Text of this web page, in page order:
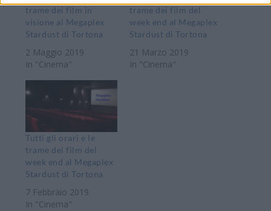
trame dei film in
visione al Megaplex
Stardust di Tortona
2 Maggio 2019
In "Cinema"
trame dei film del
week end al Megaplex
Stardust di Tortona
21 Marzo 2019
In "Cinema"
Tutti gli orari e le
trame dei film del
week end al Megaplex
Stardust di Tortona
7 Febbraio 2019
In "Cinema"